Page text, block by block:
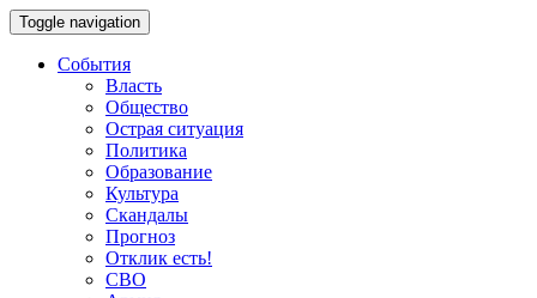
Toggle navigation
События
Власть
Общество
Острая ситуация
Политика
Образование
Культура
Скандалы
Прогноз
Отклик есть!
СВО